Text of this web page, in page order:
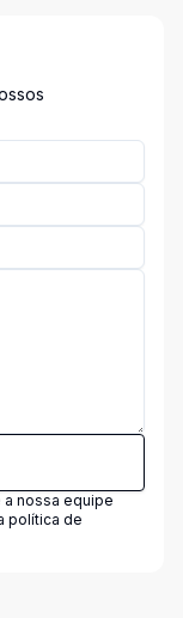
nossa equipe
política de